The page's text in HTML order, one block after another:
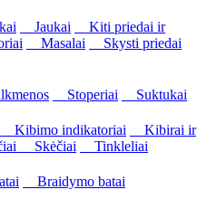
Jaukai
Kiti priedai ir
Masalai
Skysti priedai
Stoperiai
Suktukai
Kibimo indikatoriai
Kibirai ir
Skėčiai
Tinkleliai
Braidymo batai